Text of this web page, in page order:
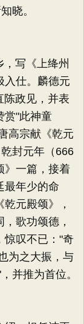
晓。
写《上绛州
入仕。麟德元
陈政见，并表
赏"此神童
高宗献《乾元
封元年（666
》一篇，接着
最年少的命
元殿颂》，
歌功颂德，
惊叹不已："奇
为之大振，与
并推为首位。